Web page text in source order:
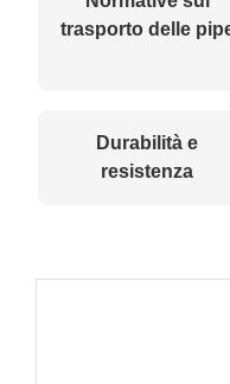
trasporto delle
Durabilità e
resistenza